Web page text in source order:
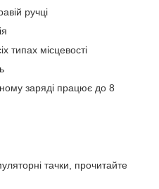
ручці
типах місцевості
заряді працює до 8
тачки, прочитайте